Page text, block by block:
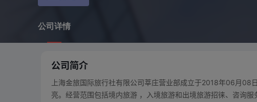
公司详情
公司简介
上海金旅国际旅行社有限公司莘庄营业部成立于2018年06月08
亮。经营范围包括境内旅游 ，入境旅游和出境旅游招徕、咨询